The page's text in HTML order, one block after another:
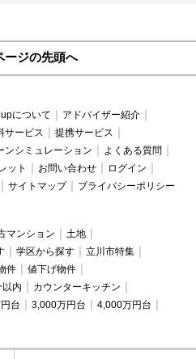
ージの先頭へ
について
アドバイザー紹介
サービス
提携サービス
ンシミュレーション
よくある質問
ット お問い合わせ
ログイン
サイトマップ プライバシーポリシー
マンション
土地
学区から探す
立川市特集
件
値下げ物件
内
カウンターキッチン
台 3,000万円台
4,000万円台